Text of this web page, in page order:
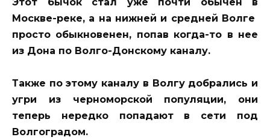
Москве-реке, а на нижней и средней Волге
просто обыкновенен, попав когда-то в нее
из Дона по Волго-Донскому каналу.
Также по этому каналу в Волгу добрались и
угри из черноморской популяции, они
теперь нередко попадают в сети под
Волгоградом.